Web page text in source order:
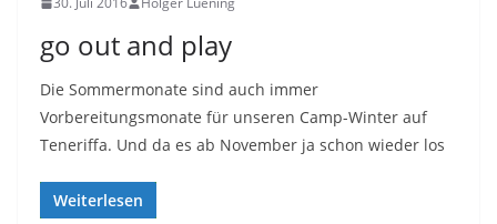
go out and play
Die Sommermonate sind auch immer
Vorbereitungsmonate für unseren Camp-Winter auf
Teneriffa. Und da es ab November ja schon wieder los
Weiterlesen